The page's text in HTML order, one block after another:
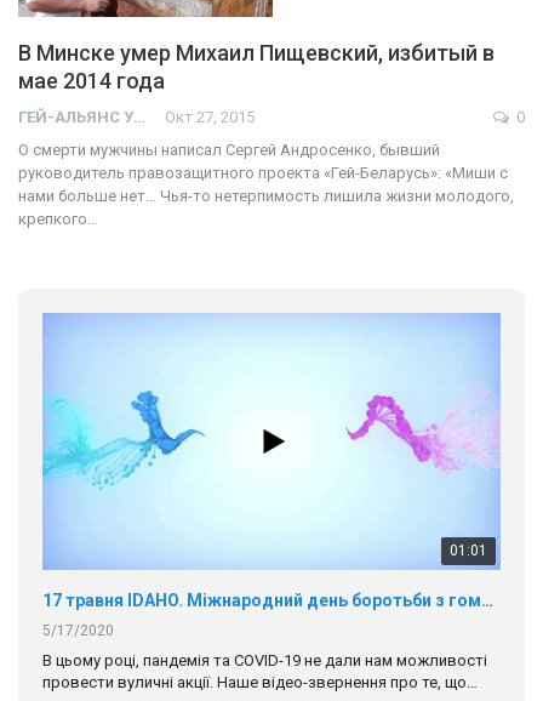
В Минске умер Михаил Пищевский, избитый в
мае 2014 года
ГЕЙ-АЛЬЯНС УКРАИНА Окт 27, 2015
0
О смерти мужчины написал Сергей Андросенко, бывший
руководитель правозащитного проекта «Гей-Беларусь»: «Миши с
нами больше нет… Чья-то нетерпимость лишила жизни молодого,
крепкого…
01:01
17 травня IDAHO. Міжнародний день боротьби з гомофобією трансфобією і біфобія.
5/17/2020
В цьому році, пандемія та COVІD-19 не дали нам можливості
провести вуличні акції. Наше відео-звернення про те, що